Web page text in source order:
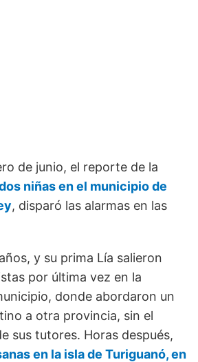
de junio, el reporte de la
niñas en el municipio de
, disparó las alarmas en las
y su prima Lía salieron
por última vez en la
donde abordaron un
a otra provincia, sin el
sus tutores. Horas después,
en la isla de Turiguanó, en